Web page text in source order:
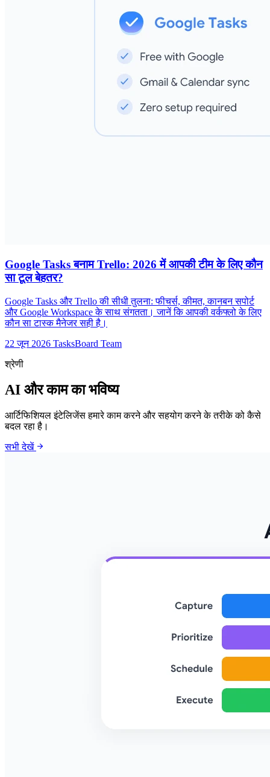
Google Tasks बनाम Trello: 2026 में आपकी टीम के लिए कौन
सा टूल बेहतर?
Google Tasks और Trello की सीधी तुलना: फीचर्स, कीमत, कानबन सपोर्ट
और Google Workspace के साथ संगतता। जानें कि आपकी वर्कफ्लो के लिए
कौन सा टास्क मैनेजर सही है।
22 जून 2026 TasksBoard Team
श्रेणी
AI और काम का भविष्य
आर्टिफिशियल इंटेलिजेंस हमारे काम करने और सहयोग करने के तरीके को कैसे
बदल रहा है।
सभी देखें arrow_forward